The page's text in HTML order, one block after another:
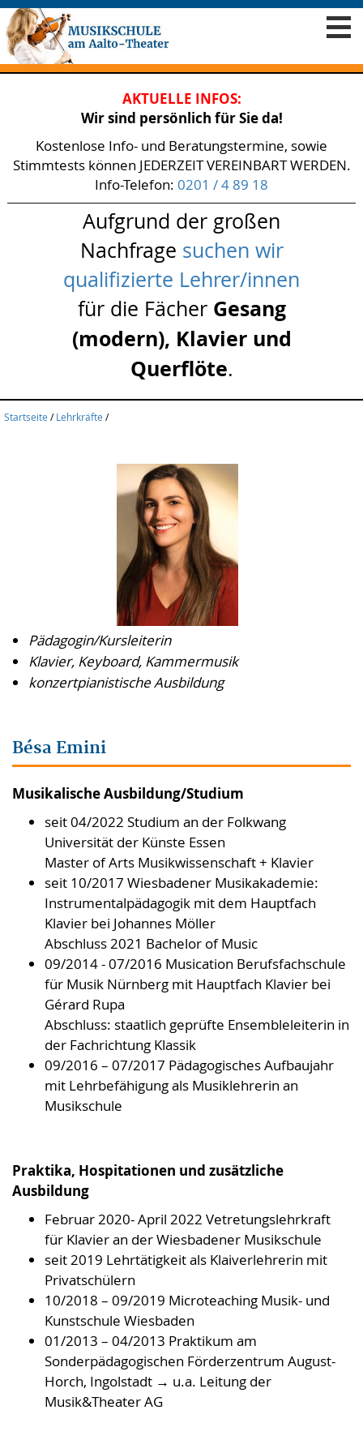
AKTUELLE INFOS:
Wir sind persönlich für Sie da!
Kostenlose Info- und Beratungstermine, sowie
Stimmtests können JEDERZEIT VEREINBART WERDEN.
Info-Telefon: 0201 / 4 89 18
Aufgrund der großen
Nachfrage suchen wir
qualifizierte Lehrer/innen
für die Fächer Gesang
(modern), Klavier und
Querflöte.
Startseite / Lehrkräfte /
Pädagogin/Kursleiterin
Klavier, Keyboard, Kammermusik
konzertpianistische Ausbildung
Bésa Emini
Musikalische Ausbildung/Studium
seit 04/2022 Studium an der Folkwang
Universität der Künste Essen
Master of Arts Musikwissenschaft + Klavier
seit 10/2017 Wiesbadener Musikakademie:
Instrumentalpädagogik mit dem Hauptfach
Klavier bei Johannes Möller
Abschluss 2021 Bachelor of Music
09/2014 - 07/2016 Musication Berufsfachschule
für Musik Nürnberg mit Hauptfach Klavier bei
Gérard Rupa
Abschluss: staatlich geprüfte Ensembleleiterin in
der Fachrichtung Klassik
09/2016 – 07/2017 Pädagogisches Aufbaujahr
mit Lehrbefähigung als Musiklehrerin an
Musikschule
Praktika, Hospitationen und zusätzliche
Ausbildung
Februar 2020- April 2022 Vetretungslehrkraft
für Klavier an der Wiesbadener Musikschule
seit 2019 Lehrtätigkeit als Klaiverlehrerin mit
Privatschülern
10/2018 – 09/2019 Microteaching Musik- und
Kunstschule Wiesbaden
01/2013 – 04/2013 Praktikum am
Sonderpädagogischen Förderzentrum August-
Horch, Ingolstadt → u.a. Leitung der
Musik&Theater AG